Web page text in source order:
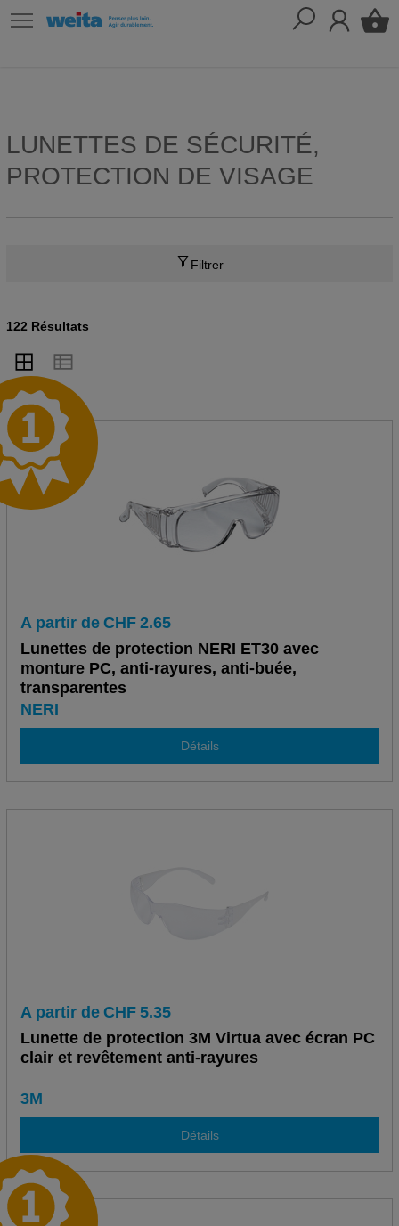
LUNETTES DE SÉCURITÉ,
PROTECTION DE VISAGE
Filtrer
122 Résultats
A partir de CHF 2.65
Lunettes de protection NERI ET30 avec
monture PC, anti-rayures, anti-buée,
transparentes
NERI
Détails
A partir de CHF 5.35
Lunette de protection 3M Virtua avec écran PC
clair et revêtement anti-rayures
3M
Détails